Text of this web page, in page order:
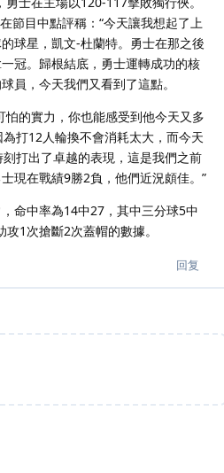
目中點評稱：“今天讓我想起了上
球星，凱文-杜蘭特。勇士在那之後
冠。歸根結底，勇士運轉成功的核
員，今天我們又看到了這點。
怕的實力，你也能感受到他今天又多
打12人輪換不會消耗太大，而今天
打出了卓越的表現，這是我們之前
現在戰績9勝2負，他們近況頗佳。”
命中率為14中27，其中三分球5中
1次搶斷2次蓋帽的數據。
回复